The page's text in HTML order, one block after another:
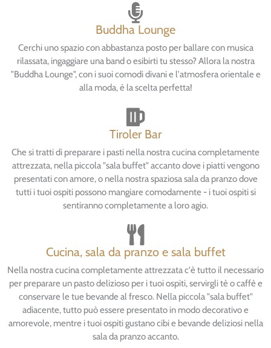
Buddha Lounge
Cerchi uno spazio con abbastanza posto per ballare con musica
rilassata, ingaggiare una band o esibirti tu stesso? Allora la nostra
"Buddha Lounge", con i suoi comodi divani e l'atmosfera orientale e
alla moda, è la scelta perfetta!
Tiroler Bar
Che si tratti di preparare i pasti nella nostra cucina completamente
attrezzata, nella piccola "sala buffet" accanto dove i piatti vengono
presentati con amore, o nella nostra spaziosa sala da pranzo dove
tutti i tuoi ospiti possono mangiare comodamente - i tuoi ospiti si
sentiranno completamente a loro agio.
Cucina, sala da pranzo e sala buffet
Nella nostra cucina completamente attrezzata c'è tutto il necessario
per preparare un pasto delizioso per i tuoi ospiti, servirgli tè o caffè e
conservare le tue bevande al fresco. Nella piccola "sala buffet"
adiacente, tutto può essere presentato in modo decorativo e
amorevole, mentre i tuoi ospiti gustano cibi e bevande deliziosi nella
sala da pranzo accanto.